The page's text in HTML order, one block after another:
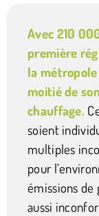
Avec 210
première
la
moitié de
chauffage.
soient
multiples
pour
émissions
aussi